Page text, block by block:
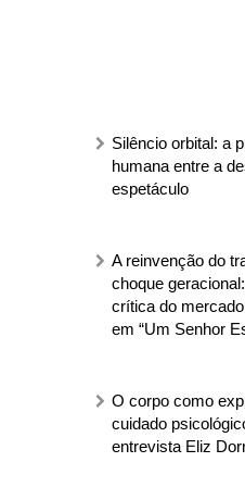
Silêncio orbital: a
humana entre a
espetáculo
A reinvenção do
choque
crítica do
em “Um Senhor
O corpo como
cuidado
entrevista Eliz